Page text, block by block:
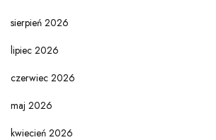
sierpień 2026
lipiec 2026
czerwiec 2026
maj 2026
kwiecień 2026